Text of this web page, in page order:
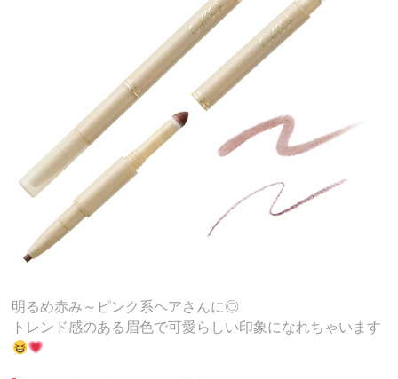
明るめ赤み～ピンク系ヘアさんに◎
トレンド感のある眉色で可愛らしい印象になれちゃいます